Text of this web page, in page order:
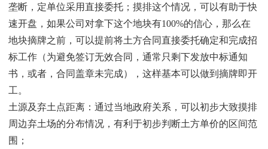
垄断，定单位采用直接委托；摸排这个情况，可以有助于快
速开盘，如果公司对拿下这个地块有100%的信心，那么在
地块摘牌之前，可以提前将土方合同直接委托确定和完成招
标工作（为避免签订无效合同，通常只剩下发放中标通知
书，或者，合同盖章未完成），这样基本可以做到摘牌即开
工。
土源及弃土点距离：通过当地政府关系，可以初步大致摸排
周边弃土场的分布情况，有利于初步判断土方单价的区间范
围；